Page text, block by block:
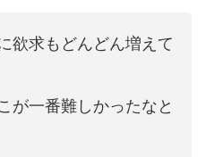
欲求もどんどん増えて
が一番難しかったなと